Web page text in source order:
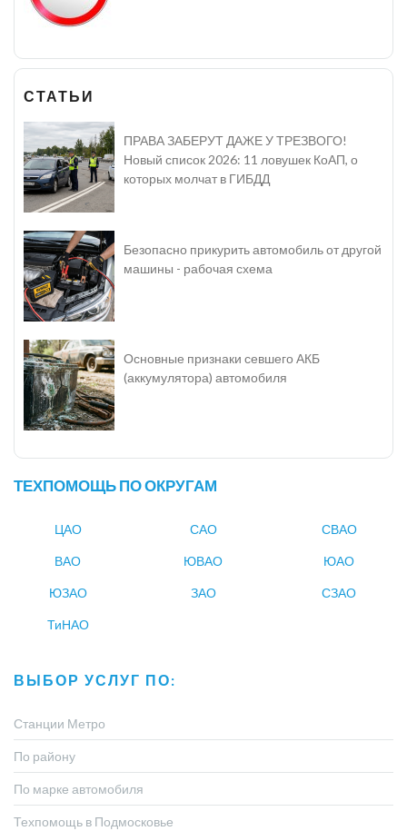
СТАТЬИ
ПРАВА ЗАБЕРУТ ДАЖЕ У ТРЕЗВОГО!
Новый список 2026: 11 ловушек КоАП, о
которых молчат в ГИБДД
Безопасно прикурить автомобиль от другой
машины - рабочая схема
Основные признаки севшего АКБ
(аккумулятора) автомобиля
ТЕХПОМОЩЬ ПО ОКРУГАМ
ЦАО САО СВАО
ВАО ЮВАО ЮАО
ЮЗАО ЗАО СЗАО
ТиНАО
ВЫБОР УСЛУГ ПО:
Станции Метро
По району
По марке автомобиля
Техпомощь в Подмосковье